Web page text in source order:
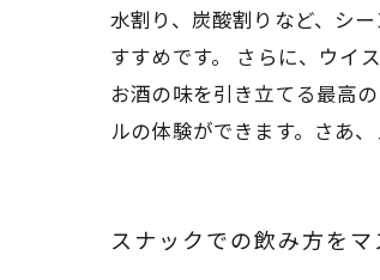
水割り、炭酸割りなど、シ
すすめです。 さらに、ウイ
お酒の味を引き立てる最高
ルの体験ができます。さあ
スナックでの飲み方を